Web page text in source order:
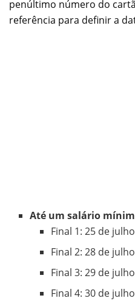
penúltimo número do
referência para definir a
Até um salário
Final 1: 25 de julho
Final 2: 28 de julho
Final 3: 29 de julho
Final 4: 30 de julho